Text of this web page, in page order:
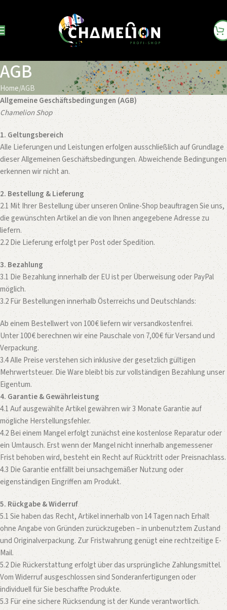
AGB
Home AGB
Allgemeine Geschäftsbedingungen (AGB)
Chamelion Shop
1. Geltungsbereich
Alle Lieferungen und Leistungen erfolgen ausschließlich auf Grundlage
dieser Allgemeinen Geschäftsbedingungen. Abweichende Bedingungen
erkennen wir nicht an.
2. Bestellung & Lieferung
2.1 Mit Ihrer Bestellung über unseren Online-Shop beauftragen Sie uns,
die gewünschten Artikel an die von Ihnen angegebene Adresse zu
liefern.
2.2 Die Lieferung erfolgt per Post oder Spedition.
3. Bezahlung
3.1 Die Bezahlung innerhalb der EU ist per Überweisung oder PayPal
möglich.
3.2 Für Bestellungen innerhalb Österreichs und Deutschlands:
Ab einem Bestellwert von 100 € liefern wir versandkostenfrei.
Unter 100 € berechnen wir eine Pauschale von 7,00 € für Versand und
Verpackung.
3.4 Alle Preise verstehen sich inklusive der gesetzlich gültigen
Mehrwertsteuer. Die Ware bleibt bis zur vollständigen Bezahlung unser
Eigentum.
4. Garantie & Gewährleistung
4.1 Auf ausgewählte Artikel gewähren wir 3 Monate Garantie auf
mögliche Herstellungsfehler.
4.2 Bei einem Mangel erfolgt zunächst eine kostenlose Reparatur oder
ein Umtausch. Erst wenn der Mangel nicht innerhalb angemessener
Frist behoben wird, besteht ein Recht auf Rücktritt oder Preisnachlass.
4.3 Die Garantie entfällt bei unsachgemäßer Nutzung oder
eigenständigen Eingriffen am Produkt.
5. Rückgabe & Widerruf
5.1 Sie haben das Recht, Artikel innerhalb von 14 Tagen nach Erhalt
ohne Angabe von Gründen zurückzugeben – in unbenutztem Zustand
und Originalverpackung. Zur Fristwahrung genügt eine rechtzeitige E-
Mail.
5.2 Die Rückerstattung erfolgt über das ursprüngliche Zahlungsmittel.
Vom Widerruf ausgeschlossen sind Sonderanfertigungen oder
individuell für Sie beschaffte Produkte.
5.3 Für eine sichere Rücksendung ist der Kunde verantwortlich.